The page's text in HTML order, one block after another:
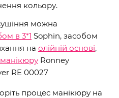
кольору.
можна
в 3*1 Sophin, засобом
на олійній основі,
Ronney
RE 00027
процес манікюру на